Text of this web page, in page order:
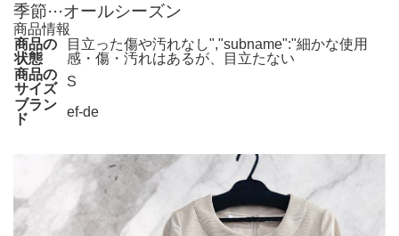
季節···オールシーズン
商品情報
商品の
状態
目立った傷や汚れなし","subname":"細かな使用
感・傷・汚れはあるが、目立たない
商品の
サイズ
S
ブラン
ド
ef-de